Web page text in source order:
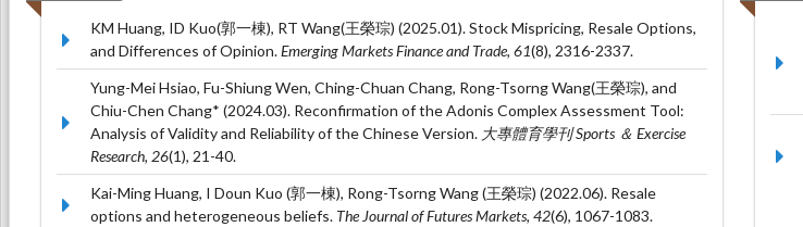
KM Huang, ID Kuo(郭一棟), RT Wang(王榮琮) (2025.01). Stock Mispricing, Resale Options,
and Differences of Opinion.Emerging Markets Finance and Trade, 61(8), 2316-2337.
Yung-Mei Hsiao, Fu-Shiung Wen, Ching-Chuan Chang, Rong-Tsorng Wang(王榮琮), and
Chiu-Chen Chang* (2024.03). Reconfirmation of the Adonis Complex Assessment Tool:
Analysis of Validity and Reliability of the Chinese Version. 大專體育學刊 Sports ＆ Exercise
Research, 26(1), 21-40.
Kai-Ming Huang, I Doun Kuo (郭一棟), Rong-Tsorng Wang (王榮琮) (2022.06). Resale
options and heterogeneous beliefs. The Journal of Futures Markets, 42(6), 1067-1083.